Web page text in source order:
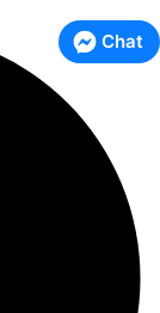
Chat